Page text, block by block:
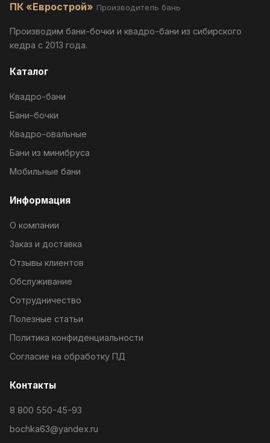
ПК «Еврострой» Производитель бань
Производим бани-бочки и квадро-бани из сибирского
кедра с 2013 года.
Каталог
Квадро-бани
Бани-бочки
Квадро-овальные
Бани из минибруса
Мобильные бани
Информация
О компании
Заказ и доставка
Отзывы клиентов
Обслуживание
Сотрудничество
Полезные статьи
Политика конфиденциальности
Согласие на обработку ПД
Контакты
8 800 550-45-93
bochka63@yandex.ru